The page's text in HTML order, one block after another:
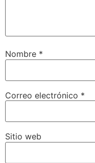
Nombre *
Correo electrónico *
Sitio web